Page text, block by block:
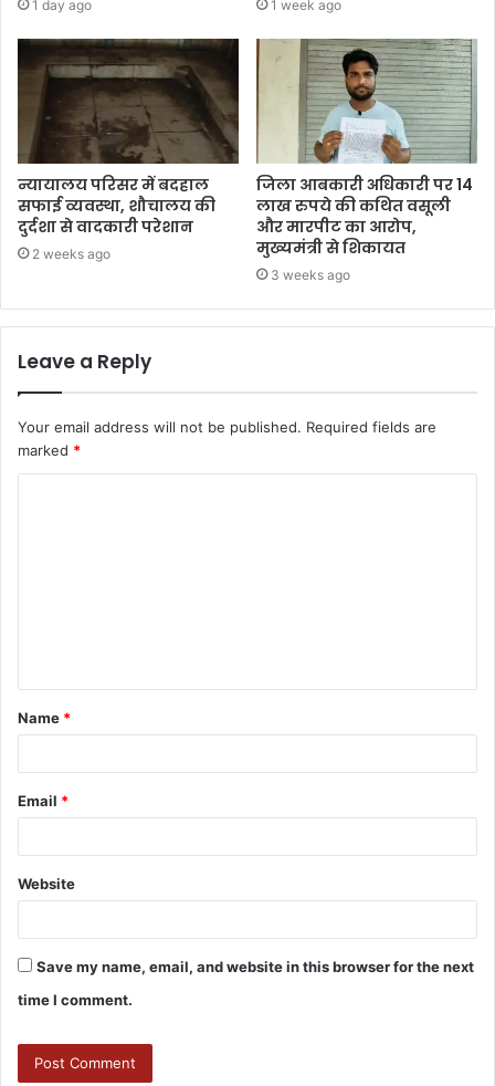
1 day ago 1 week ago
न्यायालय परिसर में बदहाल
सफाई व्यवस्था, शौचालय की
दुर्दशा से वादकारी परेशान
2 weeks ago
जिला आबकारी अधिकारी पर 14
लाख रुपये की कथित वसूली
और मारपीट का आरोप,
मुख्यमंत्री से शिकायत
3 weeks ago
Leave a Reply
Your email address will not be published. Required fields are
marked *
Name *
Email *
Website
Save my name, email, and website in this browser for the next
time I comment.